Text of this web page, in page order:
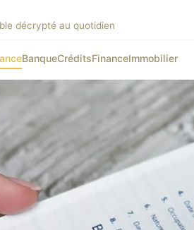
décrypté au quotidien
BanqueCréditsFinanceImmobilier